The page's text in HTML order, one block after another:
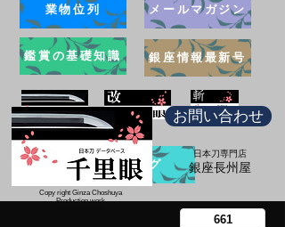
業物位列
鑑賞の基礎知識
メールマガジン
銀座情報最新号
ブログ
お問い合わせ
日本刀専門店
​銀座長州屋
Copy right Ginza Choshuya
Production work